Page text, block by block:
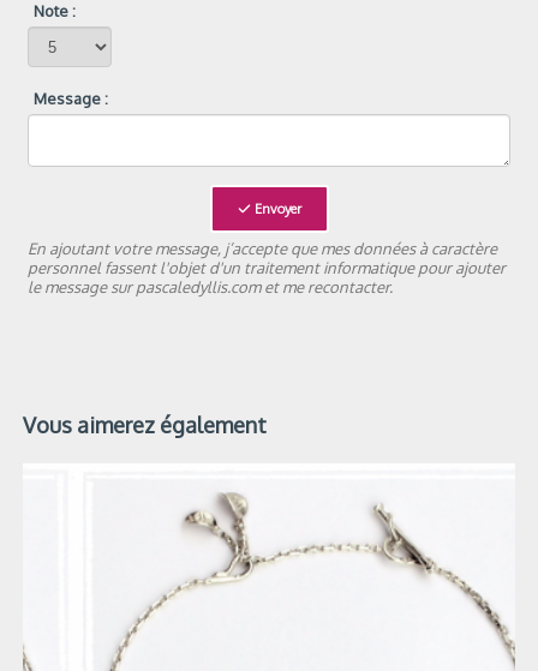
Note :
Message :
Envoyer
En ajoutant votre message, j’accepte que mes données à caractère
personnel fassent l'objet d'un traitement informatique pour ajouter
le message sur pascaledyllis.com et me recontacter.
Vous aimerez également